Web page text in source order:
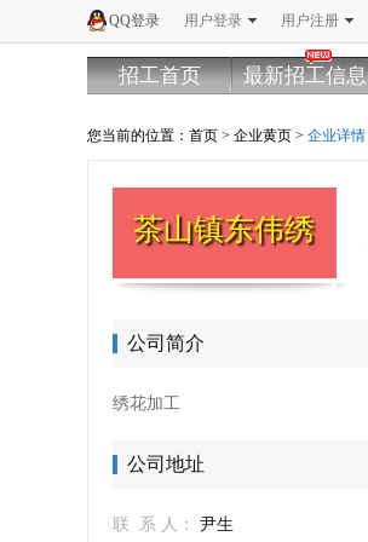
用户登录 用户注册
QQ登录
招工首页 最新招工信息
您当前的位置： 首页 > 企业黄页 > 企业详情
茶山镇东伟绣花厂
公司简介
绣花加工
公司地址
联 系 人： 尹生